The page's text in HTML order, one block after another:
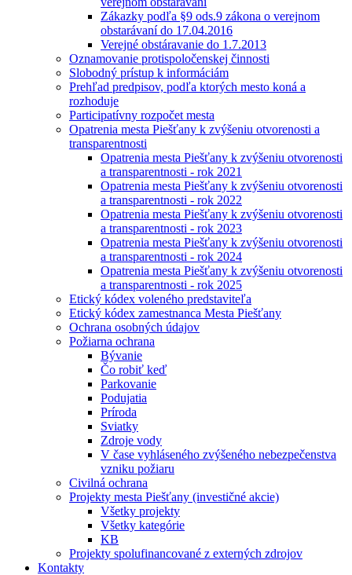
Zákazky podľa §9 ods.9 zákona o verejnom
obstarávaní do 17.04.2016
Verejné obstáravanie do 1.7.2013
Oznamovanie protispoločenskej činnosti
Slobodný prístup k informáciám
Prehľad predpisov, podľa ktorých mesto koná a
rozhoduje
Participatívny rozpočet mesta
Opatrenia mesta Piešťany k zvýšeniu otvorenosti a
transparentnosti
Opatrenia mesta Piešťany k zvýšeniu otvorenosti
a transparentnosti - rok 2021
Opatrenia mesta Piešťany k zvýšeniu otvorenosti
a transparentnosti - rok 2022
Opatrenia mesta Piešťany k zvýšeniu otvorenosti
a transparentnosti - rok 2023
Opatrenia mesta Piešťany k zvýšeniu otvorenosti
a transparentnosti - rok 2024
Opatrenia mesta Piešťany k zvýšeniu otvorenosti
a transparentnosti - rok 2025
Etický kódex voleného predstaviteľa
Etický kódex zamestnanca Mesta Piešťany
Ochrana osobných údajov
Požiarna ochrana
Bývanie
Čo robiť keď
Parkovanie
Podujatia
Príroda
Sviatky
Zdroje vody
V čase vyhláseného zvýšeného nebezpečenstva
vzniku požiaru
Civilná ochrana
Projekty mesta Piešťany (investičné akcie)
Všetky projekty
Všetky kategórie
KB
Projekty spolufinancované z externých zdrojov
Kontakty